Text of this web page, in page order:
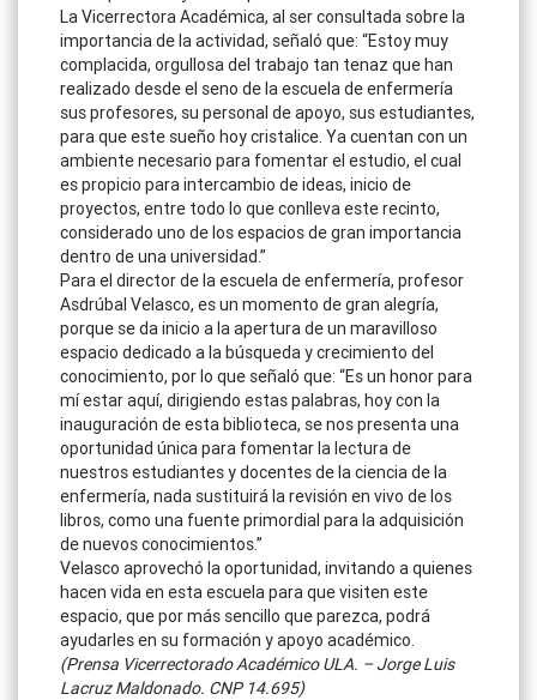
La Vicerrectora Académica, al ser consultada sobre la
importancia de la actividad, señaló que: “Estoy muy
complacida, orgullosa del trabajo tan tenaz que han
realizado desde el seno de la escuela de enfermería
sus profesores, su personal de apoyo, sus estudiantes,
para que este sueño hoy cristalice. Ya cuentan con un
ambiente necesario para fomentar el estudio, el cual
es propicio para intercambio de ideas, inicio de
proyectos, entre todo lo que conlleva este recinto,
considerado uno de los espacios de gran importancia
dentro de una universidad.”
Para el director de la escuela de enfermería, profesor
Asdrúbal Velasco, es un momento de gran alegría,
porque se da inicio a la apertura de un maravilloso
espacio dedicado a la búsqueda y crecimiento del
conocimiento, por lo que señaló que: “Es un honor para
mí estar aquí, dirigiendo estas palabras, hoy con la
inauguración de esta biblioteca, se nos presenta una
oportunidad única para fomentar la lectura de
nuestros estudiantes y docentes de la ciencia de la
enfermería, nada sustituirá la revisión en vivo de los
libros, como una fuente primordial para la adquisición
de nuevos conocimientos.”
Velasco aprovechó la oportunidad, invitando a quienes
hacen vida en esta escuela para que visiten este
espacio, que por más sencillo que parezca, podrá
ayudarles en su formación y apoyo académico.
(Prensa Vicerrectorado Académico ULA. – Jorge Luis
Lacruz Maldonado. CNP 14.695)